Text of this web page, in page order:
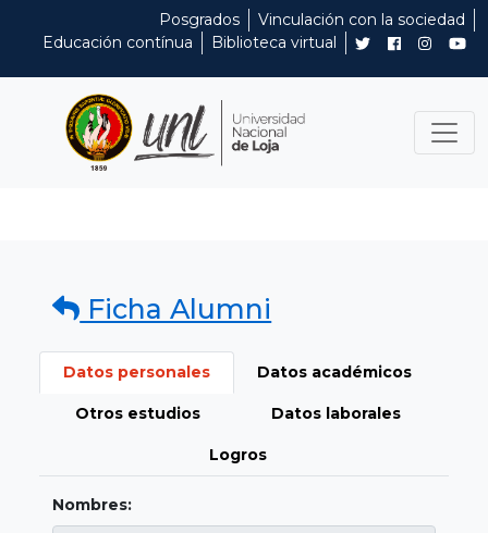
Posgrados
Vinculación con la sociedad
Educación contínua
Biblioteca virtual
Ficha Alumni
Datos personales Datos académicos
Otros estudios Datos laborales
Logros
Nombres: